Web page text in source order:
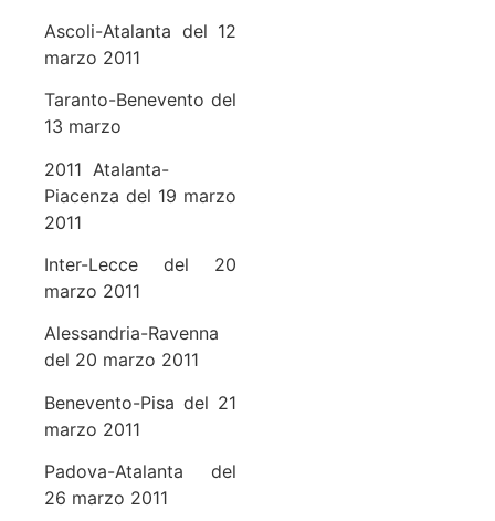
Ascoli-Atalanta del 12
marzo 2011
Taranto-Benevento del
13 marzo
2011 Atalanta-
Piacenza del 19 marzo
2011
Inter-Lecce del 20
marzo 2011
Alessandria-Ravenna
del 20 marzo 2011
Benevento-Pisa del 21
marzo 2011
Padova-Atalanta del
26 marzo 2011